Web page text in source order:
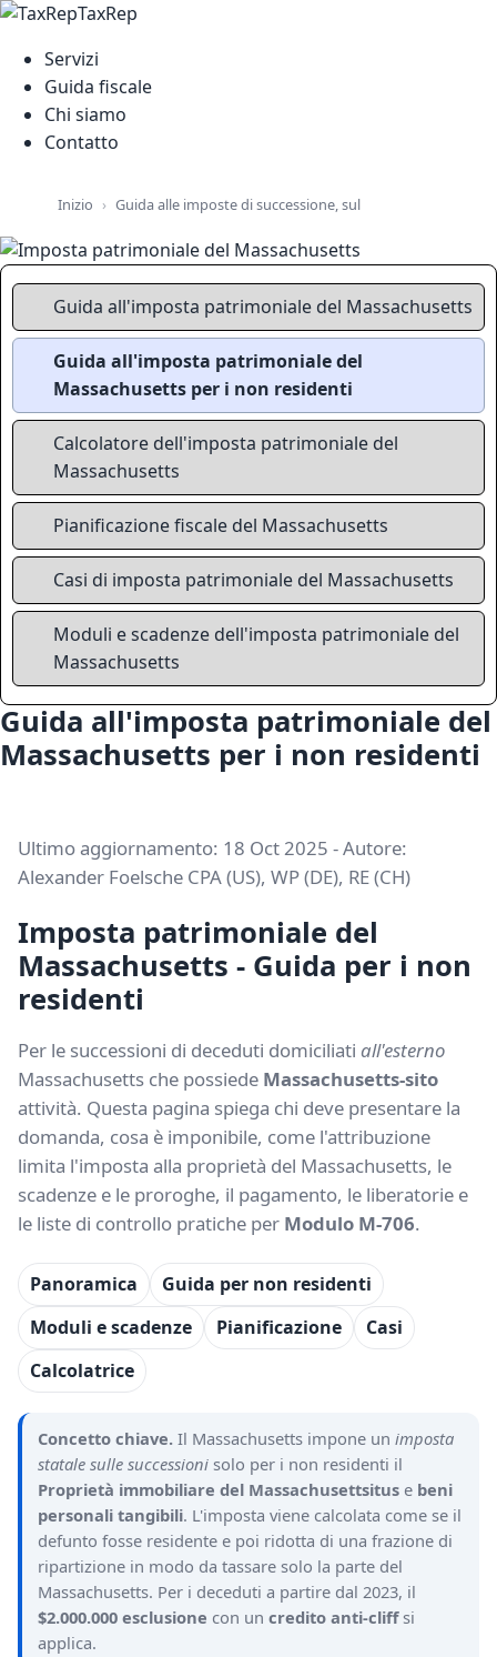
TaxRep
Servizi
Guida fiscale
Chi siamo
Contatto
Inizio Guida alle imposte di successione, sul patrimonio e sulla
Guida all'imposta patrimoniale del Massachusetts
Guida all'imposta patrimoniale del
Massachusetts per i non residenti
Calcolatore dell'imposta patrimoniale del
Massachusetts
Pianificazione fiscale del Massachusetts
Casi di imposta patrimoniale del Massachusetts
Moduli e scadenze dell'imposta patrimoniale del
Massachusetts
Guida all'imposta patrimoniale del
Massachusetts per i non residenti
Ultimo aggiornamento: 18 Oct 2025 - Autore:
Alexander Foelsche CPA (US), WP (DE), RE (CH)
Imposta patrimoniale del
Massachusetts - Guida per i non
residenti
Per le successioni di deceduti domiciliati all'esterno
Massachusetts che possiede Massachusetts-sito
attività. Questa pagina spiega chi deve presentare la
domanda, cosa è imponibile, come l'attribuzione
limita l'imposta alla proprietà del Massachusetts, le
scadenze e le proroghe, il pagamento, le liberatorie e
le liste di controllo pratiche per Modulo M-706.
Panoramica
Guida per non residenti
Moduli e scadenze
Pianificazione
Casi
Calcolatrice
Concetto chiave. Il Massachusetts impone un imposta
statale sulle successioni solo per i non residenti il
Proprietà immobiliare del Massachusettsitus e beni
personali tangibili. L'imposta viene calcolata come se il
defunto fosse residente e poi ridotta di una frazione di
ripartizione in modo da tassare solo la parte del
Massachusetts. Per i deceduti a partire dal 2023, il
$2.000.000 esclusione con un credito anti-cliffsi
applica.